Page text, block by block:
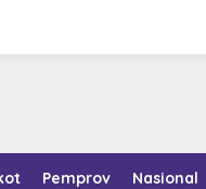
Pemprov Nasional